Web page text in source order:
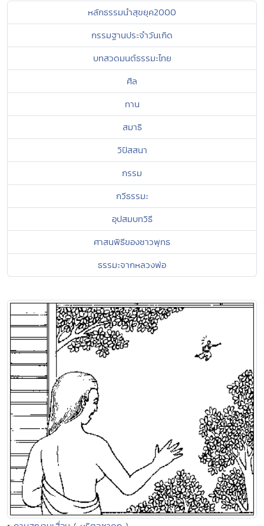
หลักธรรมนำสุขยุค2000
กรรมฐานประจำวันเกิด
บทสวดมนต์ธรรมะไทย
ศีล
ทาน
สมาธิ
วิปัสสนา
กรรม
กวีธรรมะ
อุปสมบทวิธี
ศาสนพิธีของชาวพุทธ
ธรรมะจากหลวงพ่อ